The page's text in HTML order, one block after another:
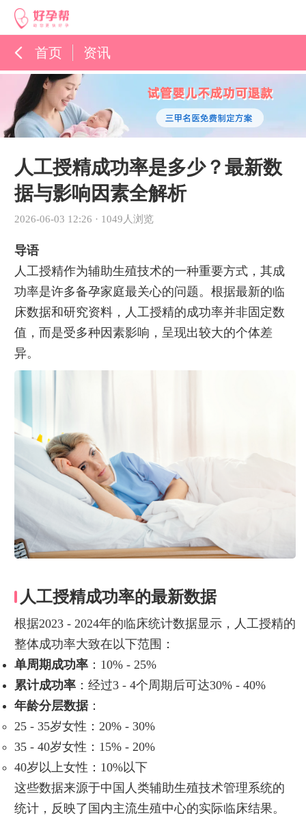
首页 资讯
孕育百科
综合资讯
人工授精成功率是多少？最新数
据与影响因素全解析
2026-06-03 12:26 · 1049人浏览
导语
人工授精作为辅助生殖技术的一种重要方式，其成
功率是许多备孕家庭最关心的问题。根据最新的临
床数据和研究资料，人工授精的成功率并非固定数
值，而是受多种因素影响，呈现出较大的个体差
异。
人工授精成功率的最新数据
根据2023 - 2024年的临床统计数据显示，人工授精的
整体成功率大致在以下范围：
单周期成功率：10% - 25%
累计成功率：经过3 - 4个周期后可达30% - 40%
年龄分层数据：
25 - 35岁女性：20% - 30%
35 - 40岁女性：15% - 20%
40岁以上女性：10%以下
这些数据来源于中国人类辅助生殖技术管理系统的
统计，反映了国内主流生殖中心的实际临床结果。